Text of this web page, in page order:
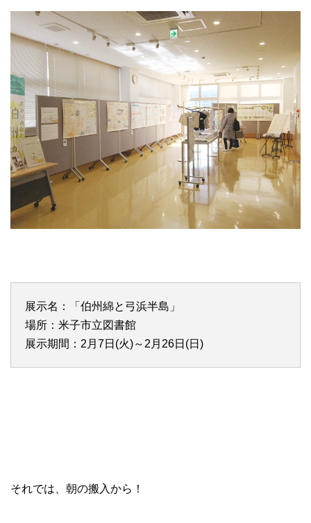
展示名：「伯州綿と弓浜半島」
場所：米子市立図書館
展示期間：2月7日(火)～2月26日(日)
それでは、朝の搬入から！